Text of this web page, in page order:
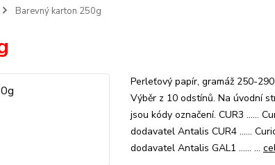
Barevný karton 250g
Perleťový papír, gramáž 250-
Výběr z 10 odstínů. Na úvodní
jsou kódy označení. CUR3 ......
dodavatel Antalis CUR4 ......
dodavatel Antalis GAL1 ...... ...